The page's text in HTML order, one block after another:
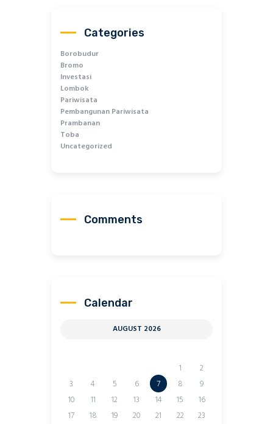
Categories
Borobudur
Bromo
Investasi
Lombok
Pariwisata
Pembangunan Pariwisata
Prambanan
Toba
Uncategorized
Comments
Calendar
AUGUST 2026
1
2
3
4 5 6 7 8
9
10
11 12 13 14 15
16
17
18 19 20 21 22
23